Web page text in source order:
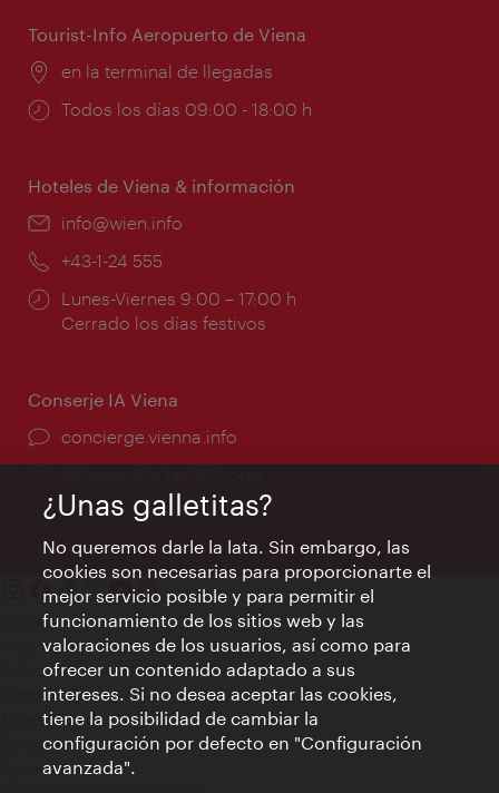
Tourist-Info Aeropuerto de Viena
Lugar:
en la terminal de llegadas
Horarios
Todos los días 09:00 - 18:00 h
Hoteles de Viena & información
e-
info@wien.info
Teléfono:
+43-1-24 555
Horarios
de
Lunes-Viernes 9:00 – 17:00 h
Cerrado los días festivos
Conserje IA Viena
concierge.vienna.info
Contacto
Aviso legal
Política de privacidad de datos
Terms of Use
Accesibilidad
Contacto para la prensa
Ajustes de cookie
¿Unas galletitas?
No queremos darle la lata. Sin embargo, las
cookies son necesarias para proporcionarte el
mejor servicio posible y para permitir el
funcionamiento de los sitios web y las
valoraciones de los usuarios, así como para
ofrecer un contenido adaptado a sus
intereses. Si no desea aceptar las cookies,
tiene la posibilidad de cambiar la
configuración por defecto en "Configuración
avanzada".